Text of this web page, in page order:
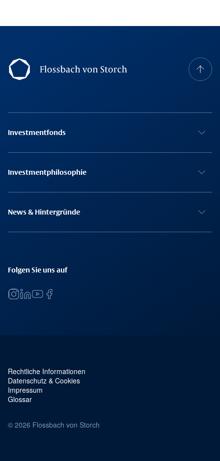
Footer Navigation
Investmentfonds
Investmentphilosophie
News & Hintergründe
Folgen Sie uns auf
Service Navigation und rechtliches
Rechtliche Informationen
Datenschutz & Cookies
Impressum
Glossar
© 2026 Flossbach von Storch